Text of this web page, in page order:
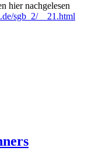
hier nachgelesen
sgb_2/__21.html